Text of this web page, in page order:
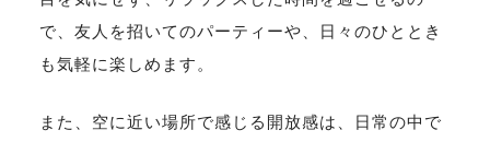
で、友人を招いてのパーティーや、日々のひととき
も気軽に楽しめます。
また、空に近い場所で感じる開放感は、日常の中で